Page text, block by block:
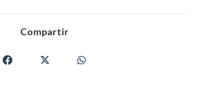
Compartir